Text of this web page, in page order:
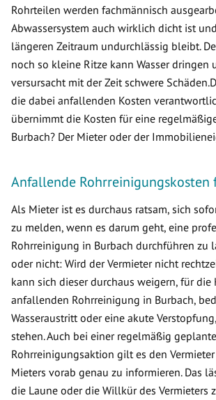
Rohrteilen werden fachmännisch
Abwassersystem auch wirklich dicht ist
längeren Zeitraum undurchlässig bleibt.
noch so kleine Ritze kann Wasser dringen
versursacht mit der Zeit schwere
die dabei anfallenden Kosten
übernimmt die Kosten für eine
Burbach? Der Mieter oder der
Anfallende Rohrreinigungskosten
Als Mieter ist es durchaus ratsam, sich
zu melden, wenn es darum geht, eine
Rohrreinigung in Burbach durchführen zu
oder nicht: Wird der Vermieter nicht
kann sich dieser durchaus weigern, für die
anfallenden Rohrreinigung in Burbach,
Wasseraustritt oder eine akute
stehen. Auch bei einer regelmäßig
Rohrreinigungsaktion gilt es den
Mieters vorab genau zu informieren. Das
die Laune oder die Willkür des Vermieters